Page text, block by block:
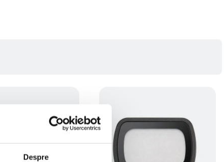
Despre